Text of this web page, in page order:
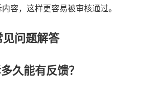
容，这样更容易被审核通过。
见问题解答
久能有反馈？